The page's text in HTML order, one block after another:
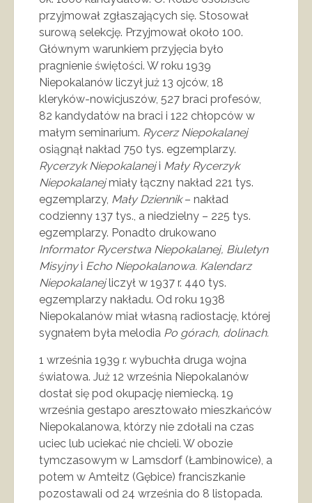
przyjmował zgłaszających się. Stosował
surową selekcję. Przyjmował około 100.
Głównym warunkiem przyjęcia było
pragnienie świętości. W roku 1939
Niepokalanów liczył już 13 ojców, 18
kleryków-nowicjuszów, 527 braci profesów,
82 kandydatów na braci i 122 chłopców w
małym seminarium. Rycerz Niepokalanej
osiągnął nakład 750 tys. egzemplarzy.
Rycerzyk Niepokalaneji Mały Rycerzyk
Niepokalanejmiały łączny nakład 221 tys.
egzemplarzy, Mały Dziennik– nakład
codzienny 137 tys., a niedzielny – 225 tys.
egzemplarzy. Ponadto drukowano
Informator Rycerstwa Niepokalanej, Biuletyn
Misyjnyi Echo Niepokalanowa. Kalendarz
Niepokalanejliczył w 1937 r. 440 tys.
egzemplarzy nakładu. Od roku 1938
Niepokalanów miał własną radiostację, której
sygnałem była melodia Po górach, dolinach.
1 września 1939 r. wybuchła druga wojna
światowa. Już 12 września Niepokalanów
dostał się pod okupację niemiecką. 19
września gestapo aresztowało mieszkańców
Niepokalanowa, którzy nie zdołali na czas
uciec lub uciekać nie chcieli. W obozie
tymczasowym w Lamsdorf (Łambinowice), a
potem w Amteitz (Gębice) franciszkanie
pozostawali od 24 września do 8 listopada.